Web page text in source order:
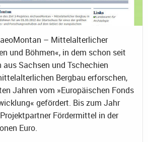
– Mittelalterlicher
und Böhmen«, in dem schon seit
Sachsen und Tschechien
Bergbau erforschen,
Jahren vom »Europäischen Fonds
gefördert. Bis zum Jahr
Fördermittel in der
Euro.